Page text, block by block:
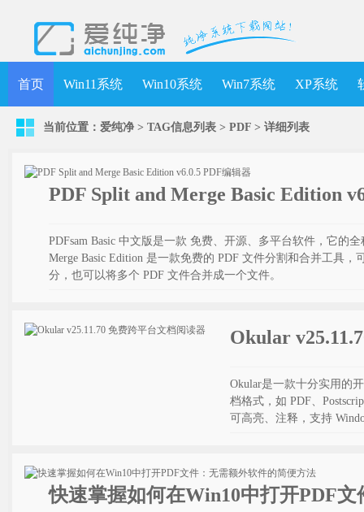
首页 Win11系统 Win10系统 Win7系统 XP系统
当前位置： 爱纯净 > TAG信息列表 > PDF > 详细列表
PDF Split and Merge Basic Edition
PDFsam Basic 中文版是一款 免费、开源、多平台软件，它的
Merge Basic Edition 是一款免费的 PDF 文件分割和合并工具
分，也可以将多个 PDF 文件合并成一个文件。
Okular
Okular是一款十分实用的
档格式，如 PDF、
可高亮、注释，支持
快速掌握如何在Win10中打开PDF